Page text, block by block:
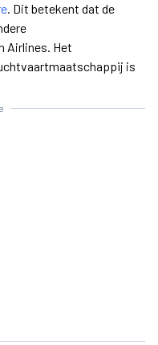
. Dit betekent dat de
Airlines. Het
is